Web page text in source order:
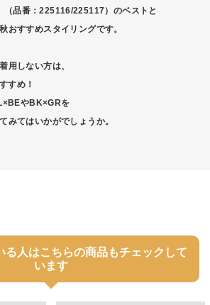
品番：225116/225117）のベストと
おすすめスタイリングです。
用しない方は、
すめ！
やBK×GRを
みてはいかがでしょうか。
る人はこちらの商品もチェックして
います